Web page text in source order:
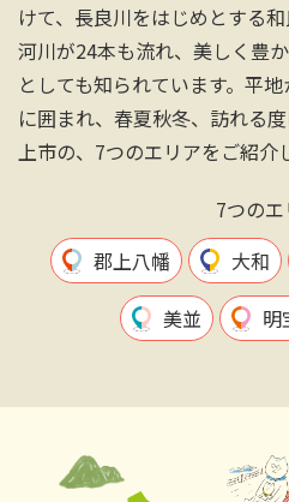
けて、長良川をはじめとする
河川が24本も流れ、美しく豊
としても知られています。平
に囲まれ、春夏秋冬、訪れる
上市の、7つのエリアをご紹介
7つの
郡上八幡
大和
美並
明